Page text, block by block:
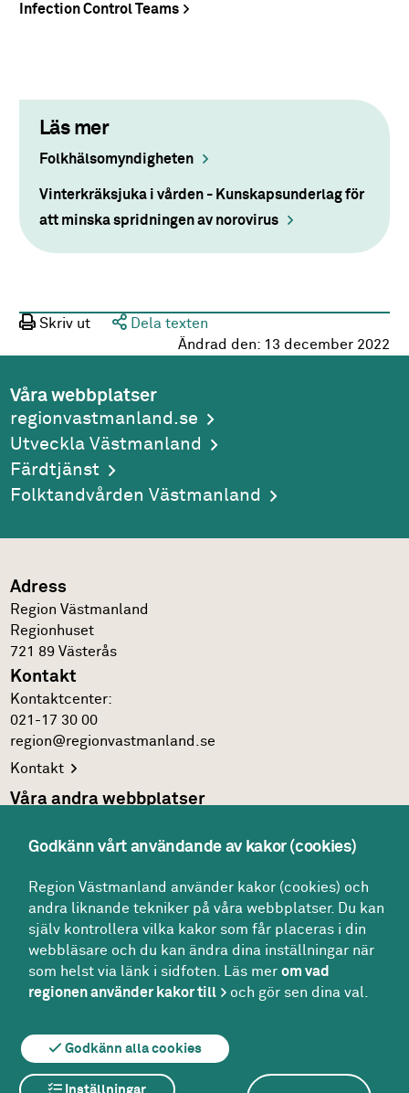
Infection Control Teams
Läs mer
Folkhälsomyndigheten
Vinterkräksjuka i vården - Kunskapsunderlag för
att minska spridningen av norovirus
Skriv ut
Dela texten
Ändrad den: 13 december 2022
Våra webbplatser
regionvastmanland.se
Utveckla Västmanland
Färdtjänst
Folktandvården Västmanland
Adress
Region Västmanland
Regionhuset
721 89 Västerås
Kontakt
Kontakt­center:
021-17 30 00
region@regionvastmanland.se
Kontakt
Våra andra webbplatser
Region Västmanlands intranät
Följ oss
Facebook
LinkedIn
Twitter
Godkänn vårt användande av kakor (cookies)
Region Västmanland använder kakor (cookies) och
andra liknande tekniker på våra webbplatser. Du kan
själv kontrollera vilka kakor som får placeras i din
webbläsare och du kan ändra dina inställningar när
som helst via länk i sidfoten. Läs merom vad
regionen använder kakor till
och gör sen dina val.
Godkänn alla cookies
Inställningar